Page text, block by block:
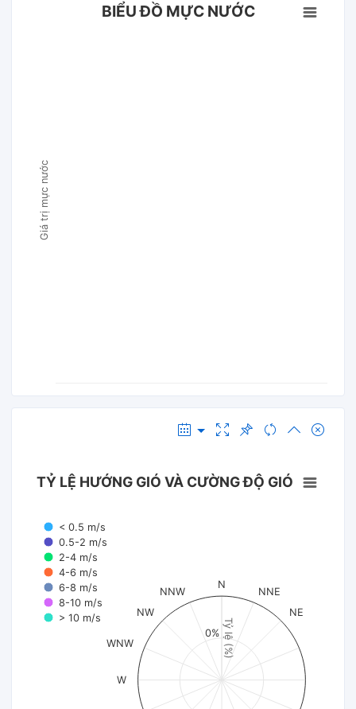
Giá trị mực nước
BIỂU ĐỒ MỰC NƯỚC
Tỷ lệ (%)
TỶ LỆ HƯỚNG GIÓ VÀ CƯỜNG ĐỘ GIÓ
< 0.5 m/s
0.5-2 m/s
2-4 m/s
4-6 m/s
6-8 m/s
8-10 m/s
> 10 m/s
N
NNE
NE
W
WNW
NW
NNW
0%